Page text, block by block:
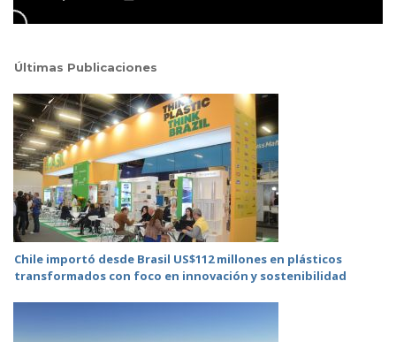
Últimas Publicaciones
Chile importó desde Brasil US$112 millones en plásticos
transformados con foco en innovación y sostenibilidad